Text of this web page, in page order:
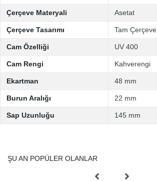
Çerçeve Materyali Asetat
Çerçeve Tasarımı Tam Çerçeve
Cam Özelliği UV 400
Cam Rengi Kahverengi
Ekartman 48 mm
Burun Aralığı 22 mm
Sap Uzunluğu 145 mm
ŞU AN POPÜLER OLANLAR